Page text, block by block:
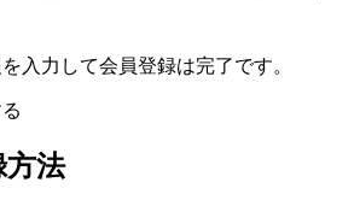
入力して会員登録は完了です。
法